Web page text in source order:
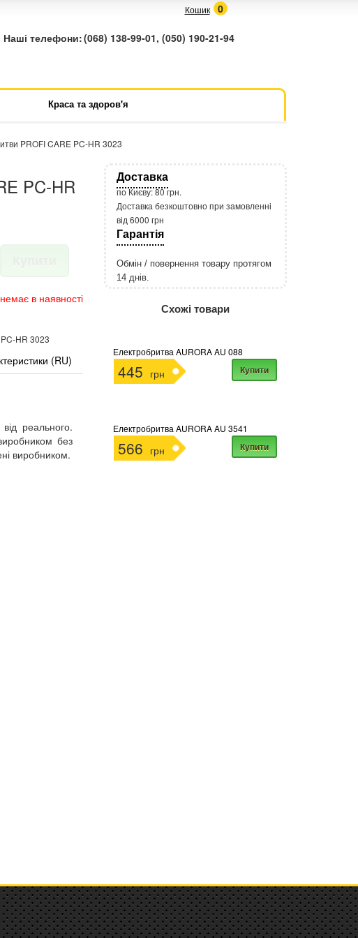
Кошик 0
Наші телефони:(068) 138-99-01, (050) 190-21-94
Краса та здоров'я
PROFI CARE PC-HR 3023
PC-HR
немає в наявності
HR 3023
(RU)
реального.
без
виробником.
Доставка
по Києву: 80 грн.
Доставка безкоштовно при замовленні
від 6000 грн
Гарантія
Обмін / повернення товару протягом
14 днів.
Схожі товари
Електробритва AURORA AU 088
445 грн Купити
Електробритва AURORA AU 3541
566 грн Купити